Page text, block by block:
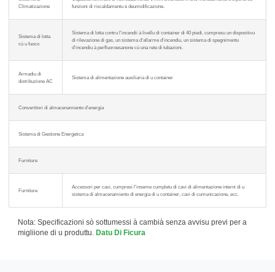
Climatizazione
funzioni di riscaldamentu è deumidificazione.
Sistema di lotta
cù u fuoco
Sistema di lotta contru l'incendii à livellu di container di 40 piedi, cumpresu un dispositivu
di rilevazione di gas, un sistema d'allarme d'incendiu, un sistema di spegnimentu
d'incendiu à perfluoroesanone cù una rete di tubazioni.
Armadiu di
distribuzione AC
Sistema di alimentazione ausiliaria di u container
Convertitori di almacenamiento d'energia
Sistema di Gestione Energetica
Furniture
Furniture
Accessori per cavi, cumpresi l'inseme cumpletu di cavi di alimentazione interni di u
sistema di almacenamiento di energia di u container, cavi di cumunicazione, ecc.
Nota: Specificazioni sò sottumessi à cambià senza avvisu previ per a
migliione di u produttu.
Datu Di Ficura